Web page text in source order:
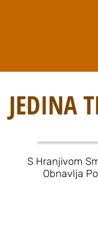
JEDINA
S Hranjivom
Obnavlja